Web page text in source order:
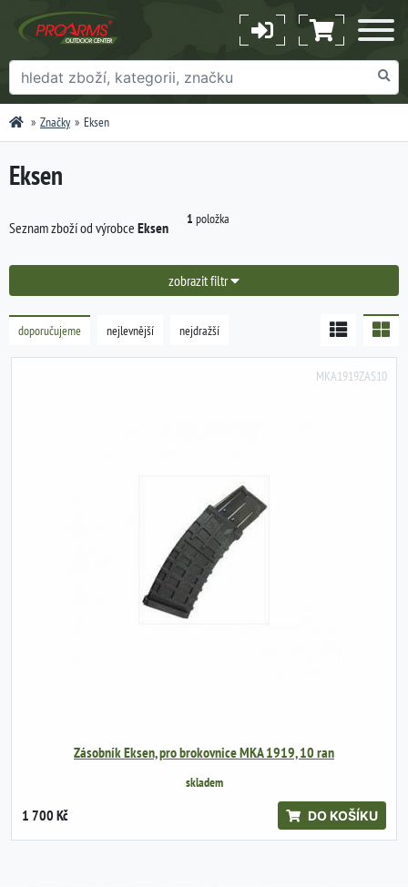
Značky Eksen
Eksen
Seznam zboží od výrobce Eksen 1 položka
doporučujeme nejlevnější nejdražší
MKA1919ZAS10
Zásobník Eksen, pro brokovnice MKA 1919, 10 ran
skladem
1 700 Kč DO KOŠÍKU
zobrazit filtr